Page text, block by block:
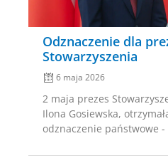
Odznaczenie dla
Stowarzyszenia
6 maja 2026
2 maja prezes
Ilona Gosiewska,
odznaczenie państwowe -